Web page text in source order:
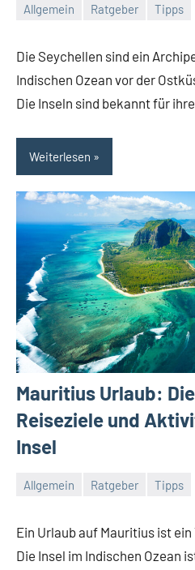
Allgemein Ratgeber Tipps
Die Seychellen sind ein
Indischen Ozean vor der
Die Inseln sind bekannt für
Weiterlesen
Mauritius Urlaub:
Reiseziele und
Insel
Allgemein Ratgeber Tipps
Ein Urlaub auf Mauritius ist
Die Insel im Indischen Ozean